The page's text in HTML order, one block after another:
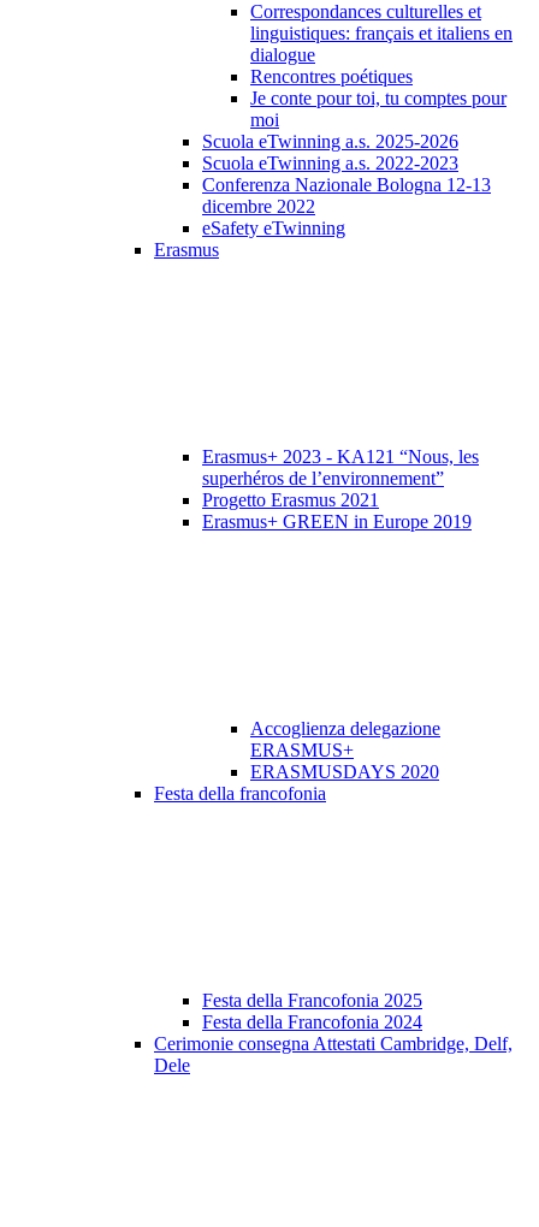
Correspondances culturelles et
linguistiques: français et italiens en
dialogue
Rencontres poétiques
Je conte pour toi, tu comptes pour
moi
Scuola eTwinning a.s. 2025-2026
Scuola eTwinning a.s. 2022-2023
Conferenza Nazionale Bologna 12-13
dicembre 2022
eSafety eTwinning
Erasmus
Erasmus+ 2023 - KA121 “Nous, les
superhéros de l’environnement”
Progetto Erasmus 2021
Erasmus+ GREEN in Europe 2019
Accoglienza delegazione
ERASMUS+
ERASMUSDAYS 2020
Festa della francofonia
Festa della Francofonia 2025
Festa della Francofonia 2024
Cerimonie consegna Attestati Cambridge, Delf,
Dele